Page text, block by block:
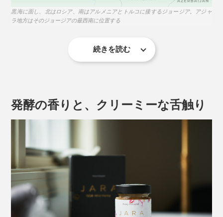
黒海に面し、北はロシア、南はアルメニアとトルコに接するジョージア。アジャ
ラ地方はそのジョージアの最西南に位置する
作るようになったのが起源といわれています。
驚くのはその設置場所。クマなどから巣を守るため、断
崖絶壁や森深くの木の上など、どうやって収穫するの？
と思うような場所に取り付け、野生のコーカサス・ミツ
バチが巣を作るのを待ちます。
続きを読む
発酵の香りと、クリーミーな舌触り